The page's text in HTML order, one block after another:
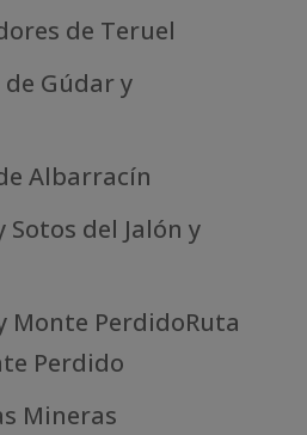
de Teruel
de Gúdar y
Albarracín
Sotos del Jalón y
Monte PerdidoRuta
Perdido
Mineras